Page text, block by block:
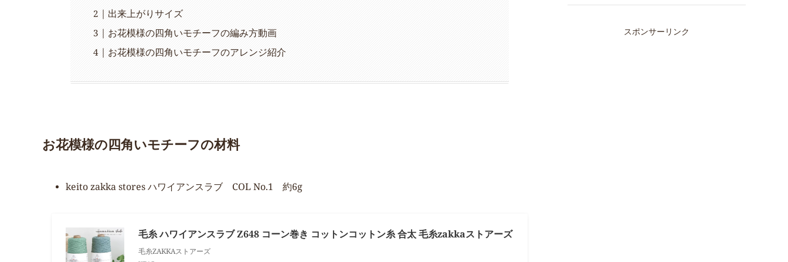
出来上がりサイズ
お花模様の四角いモチーフの編み方動画
お花模様の四角いモチーフのアレンジ紹介
お花模様の四角いモチーフの材料
keito zakka stores ハワイアンスラブ COL No.1 約6g
毛糸 ハワイアンスラブ Z648 コーン巻き コットンコットン糸 合太 毛糸zakkaストアーズ
毛糸ZAKKAストアーズ
スポンサーリンク